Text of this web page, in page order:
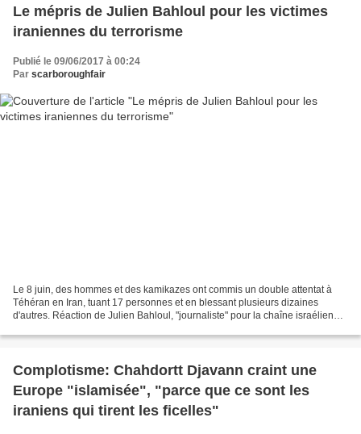
Le mépris de Julien Bahloul pour les victimes
iraniennes du terrorisme
Publié le 09/06/2017 à 00:24
Par scarboroughfair
Le 8 juin, des hommes et des kamikazes ont commis un double attentat à
Téhéran en Iran, tuant 17 personnes et en blessant plusieurs dizaines
d'autres. Réaction de Julien Bahloul, "journaliste" pour la chaîne israélienne
Complotisme: Chahdortt Djavann craint une
Europe "islamisée", "parce que ce sont les
iraniens qui tirent les ficelles"